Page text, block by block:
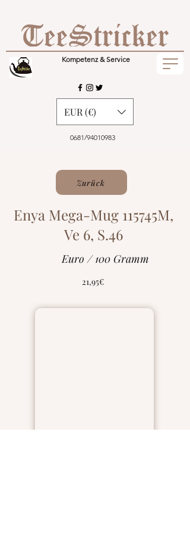
Kompetenz & Service
0681/94010983
EUR (€)
Zurück
Enya Mega-Mug 115745M,
Ve 6, S.46
Euro / 100 Gramm
21,95€